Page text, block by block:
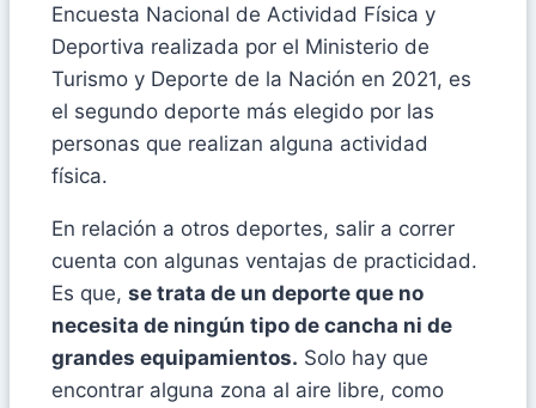
Encuesta Nacional de Actividad Física y
Deportiva realizada por el Ministerio de
Turismo y Deporte de la Nación en 2021, es
el segundo deporte más elegido por las
personas que realizan alguna actividad
física.
En relación a otros deportes, salir a correr
cuenta con algunas ventajas de practicidad.
Es que, se trata de un deporte que no
necesita de ningún tipo de cancha ni de
grandes equipamientos. Solo hay que
encontrar alguna zona al aire libre, como